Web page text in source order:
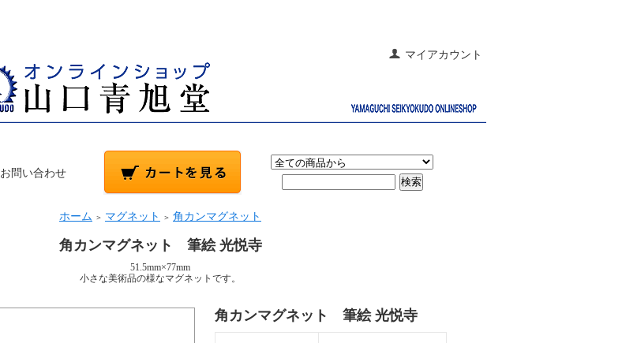
マイアカウント
お問い合わせ
ホーム ＞ マグネット ＞ 角カンマグネット
角カンマグネット 筆絵 光悦寺
51.5mm×77mm
小さな美術品の様なマグネットです。
角カンマグネット 筆絵 光悦寺